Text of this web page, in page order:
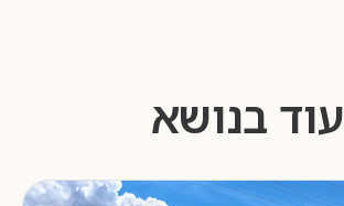
עוד בנושא